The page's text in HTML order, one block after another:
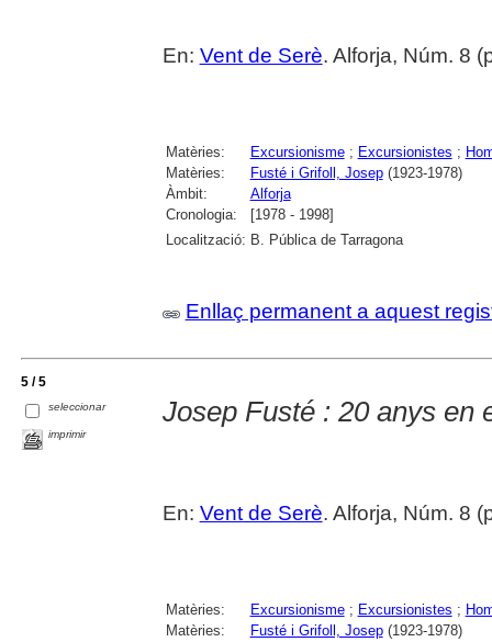
En: Vent de Serè. Alforja, Núm. 8
Matèries: Excursionisme; Excursionistes ;
Matèries:
Fusté i Grifoll, Josep(1923-1978)
Àmbit:
Alforja
Cronologia:
[1978 - 1998]
Localització: B. Pública de Tarragona
Enllaç permanent a aquest
5 / 5
seleccionar
imprimir
Josep Fusté : 20 anys en
En: Vent de Serè. Alforja, Núm. 8
Matèries: Excursionisme; Excursionistes ;
Matèries:
Fusté i Grifoll, Josep(1923-1978)